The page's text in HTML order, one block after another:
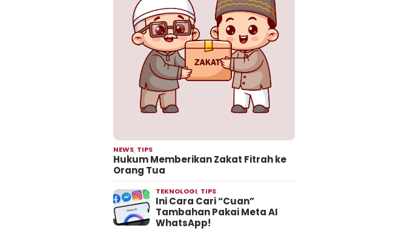
NEWS, TIPS
Hukum Memberikan Zakat Fitrah ke
Orang Tua
TEKNOLOGI, TIPS
Ini Cara Cari “Cuan”
Tambahan Pakai Meta AI
WhatsApp!